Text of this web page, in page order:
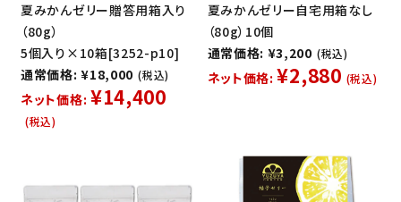
夏みかんゼリー贈答用箱入り
（80g）
5個入り×10箱[3252-p10]
通常価格: ¥18,000 (税込)
ネット価格: ¥14,400
(税込)
夏みかんゼリー自宅用箱なし
（80g）10個
通常価格: ¥3,200 (税込)
ネット価格: ¥2,880 (税込)